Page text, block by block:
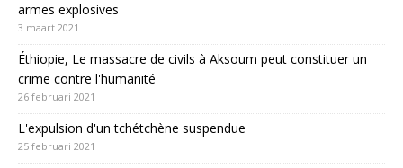
armes explosives
3 maart 2021
Éthiopie, Le massacre de civils à Aksoum peut constituer un
crime contre l'humanité
26 februari 2021
L'expulsion d'un tchétchène suspendue
25 februari 2021